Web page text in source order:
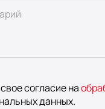
согласие на
данных.